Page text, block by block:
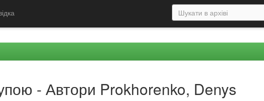
- Автори Prokhorenko, Denys